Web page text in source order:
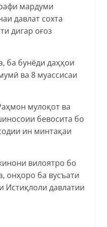
мардуми
давлат сохта
дигар оғоз
ба бунёди даҳҳои
ва 8 муассисаи
мулоқот ва
бевосита бо
ин минтақаи
вилоятро бо
онҳоро ба вусъати
Истиқлоли давлатии